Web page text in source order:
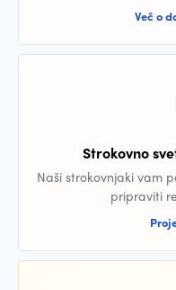
Več o
Strokovno
Naši strokovnjaki vam
pripraviti